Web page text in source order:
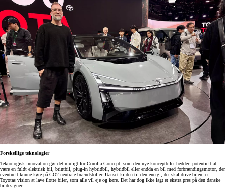
Forskellige teknologier
Teknologisk innovation gør det muligt for Corolla Concept, som den nye konceptbiler hedder, potentielt at
være en fuldt elektrisk bil, brintbil, plug-in hybridbil, hybridbil eller endda en bil med forbrændingsmotor, der
eventuelt kunne køre på CO2-neutrale brændstoffer. Uanset kilden til den energi, der skal drive bilen, er
Toyotas vision at lave flotte biler, som alle vil eje og køre. Det har dog ikke lagt et ekstra pres på den danske
bildesigner.